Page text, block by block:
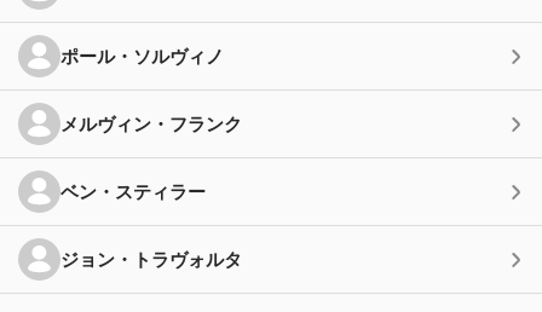
ポール・ソルヴィノ
メルヴィン・フランク
ベン・スティラー
ジョン・トラヴォルタ